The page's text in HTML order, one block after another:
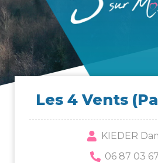
Les 4 Vents
KIEDER
06 87 03